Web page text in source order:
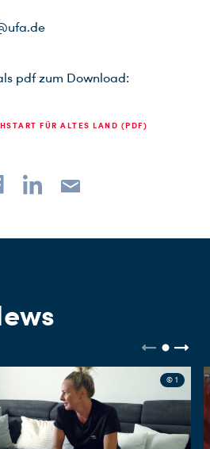
pdf zum Download:
FÜR ALTES LAND (PDF)
© 1